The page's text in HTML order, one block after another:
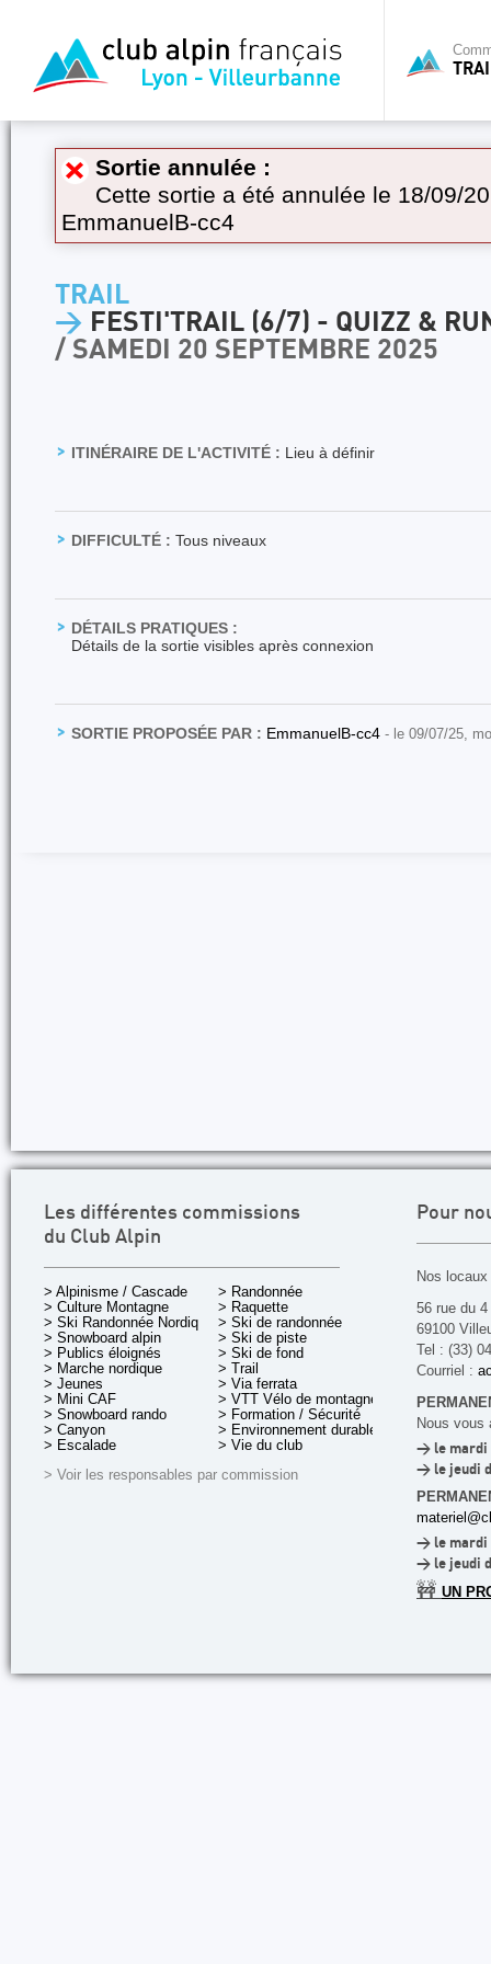
Sortie annulée :
Cette sortie a été annulée le 18/09/
EmmanuelB-cc4
TRAIL
> FESTI'TRAIL (6/7) - QUIZZ &
/ SAMEDI 20 SEPTEMBRE 2025
ITINÉRAIRE DE L'ACTIVITÉ : Lieu à définir
DIFFICULTÉ : Tous niveaux
DÉTAILS PRATIQUES :
Détails de la sortie visibles après connexion
SORTIE PROPOSÉE PAR : EmmanuelB-cc4 - le 09/07/25,
Les différentes commissions
du Club Alpin
> Alpinisme / Cascade
> Culture Montagne
> Ski Randonnée Nordique
> Snowboard alpin
> Publics éloignés
> Marche nordique
> Jeunes
> Mini CAF
> Snowboard rando
> Canyon
> Escalade
> Randonnée
> Raquette
> Ski de randonnée
> Ski de piste
> Ski de fond
> Trail
> Via ferrata
> VTT Vélo de montagne
> Formation / Sécurité
> Environnement durable
> Vie du club
> Voir les responsables par commission
Pour
Nos
56 rue du
69100
Tel : (33)
Courriel :
Nous vous
> le mardi
> le jeudi
> le mardi
> le jeudi
🚧 UN